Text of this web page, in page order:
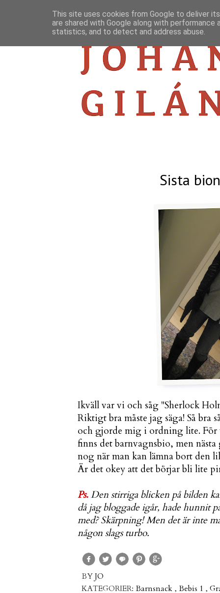
Sista
Ikväll var vi och såg "Sherlock
Riktigt bra måste jag säga! Så bra
och gjorde mig i ordning lite. För
finns det barnvagnsbio, men
nog när man kan lämna bort den
Är det okey att det börjar bli lite
Ps.Den stirriga blicken på bilden
då jag bloggade igår, hade hunnit
med? Skärpning!Men det är inte
någon slags turbo.
BYJO
KATEGORIER: Barnsnack , Bebis 1 ,
This site uses cookies from Google to deliver
are shared with Google along with
statistics, and to detect and address abuse.